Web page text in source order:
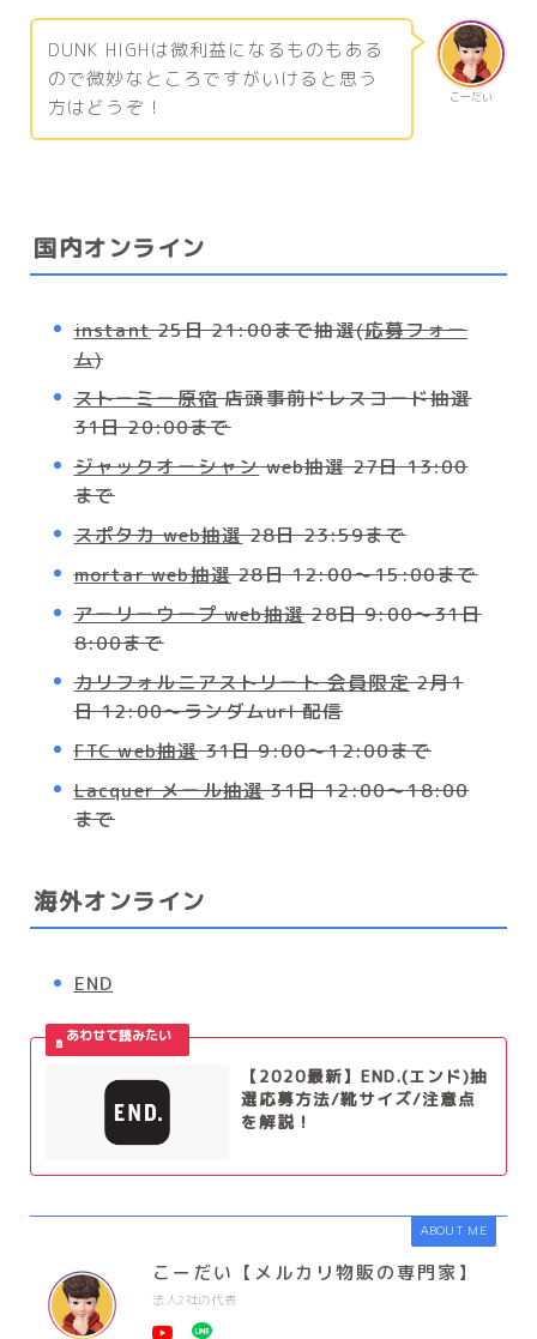
こーだい
DUNK HIGHは微利益になるものもある
ので微妙なところですがいけると思う
方はどうぞ！
国内オンライン
instant25日 21:00まで抽選(応募フォー
ム)
ストーミー原宿店頭事前ドレスコード抽選
31日 20:00まで
ジャックオーシャンweb抽選 27日 13:00
まで
スポタカ web抽選28日 23:59まで
mortar web抽選28日 12:00～15:00まで
アーリーウープ web抽選28日 9:00～31日
8:00まで
カリフォルニアストリート 会員限定2月1
日 12:00～ランダムurl 配信
FTC web抽選31日 9:00〜12:00まで
Lacquer メール抽選31日 12:00〜18:00
まで
海外オンライン
END
【2020最新】END.(エンド)抽
選応募方法/靴サイズ/注意点
を解説！
ABOUT ME
こーだい【メルカリ物販の専門家】
法人2社の代表